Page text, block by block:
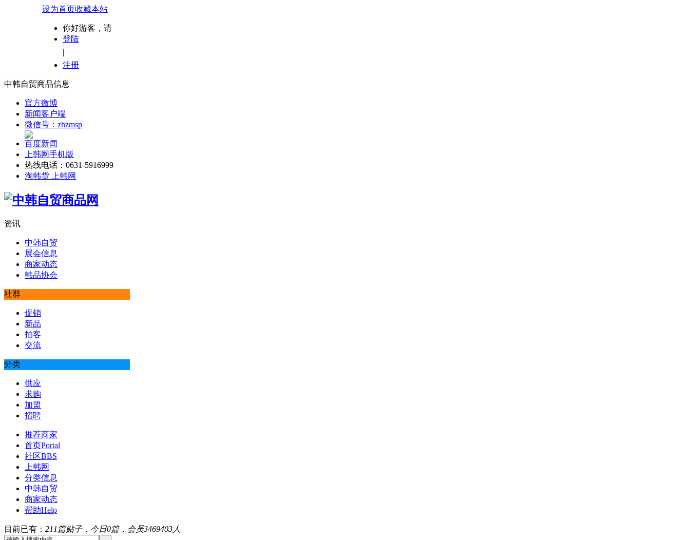
设为首页收藏本站
你好游客，请
登陆
|
注册
中韩自贸商品信息
官方微博
新闻客户端
微信号：zhzmsp
百度新闻
上韩网手机版
热线电话：0631-5916999
淘韩货 上韩网
资讯
中韩自贸
展会信息
商家动态
韩品协会
社群
促销
新品
拍客
交流
分类
供应
求购
加盟
招聘
推荐商家
首页Portal
社区BBS
上韩网
分类信息
中韩自贸
商家动态
帮助Help
目前已有： 211篇贴子，今日0篇，会员3469403人